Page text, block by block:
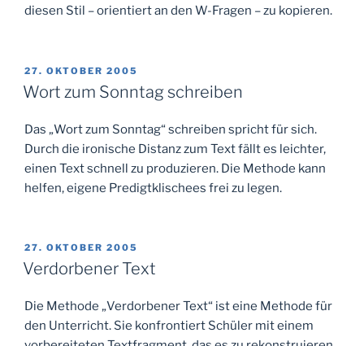
diesen Stil – orientiert an den W-Fragen – zu kopieren.
VERÖFFENTLICHT
AM
27. OKTOBER 2005
Wort zum Sonntag schreiben
Das „Wort zum Sonntag“ schreiben spricht für sich.
Durch die ironische Distanz zum Text fällt es leichter,
einen Text schnell zu produzieren. Die Methode kann
helfen, eigene Predigtklischees frei zu legen.
VERÖFFENTLICHT
AM
27. OKTOBER 2005
Verdorbener Text
Die Methode „Verdorbener Text“ ist eine Methode für
den Unterricht. Sie konfrontiert Schüler mit einem